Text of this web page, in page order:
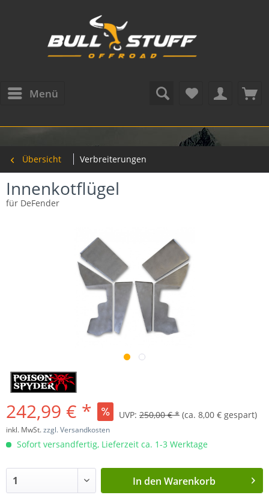
Menü
Übersicht Verbreiterungen
Innenkotflügel
für DeFender
242,99 € * UVP: 250,00 € * (ca. 8,00 € gespart)
inkl. MwSt.zzgl. Versandkosten
Sofort versandfertig, Lieferzeit ca. 1-3 Werktage
In den Warenkorb